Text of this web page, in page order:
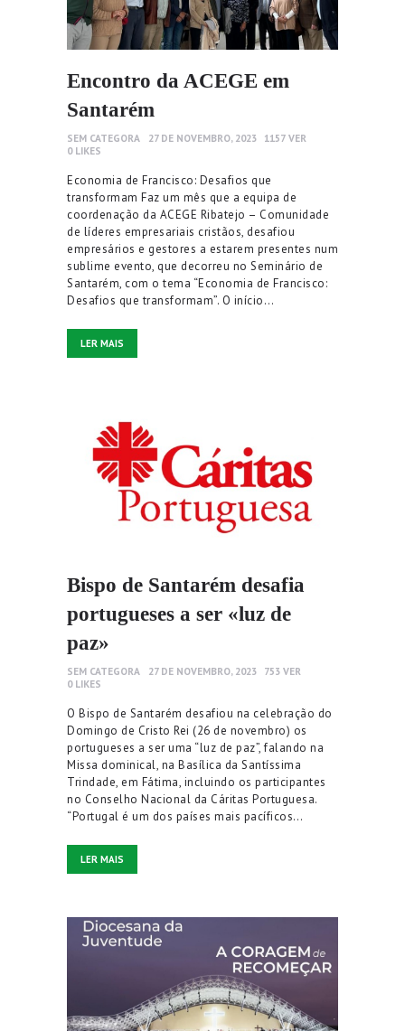
Encontro da ACEGE em
Santarém
SEM CATEGORA 27 DE NOVEMBRO, 2023 1157 VER
0 LIKES
Economia de Francisco: Desafios que
transformam Faz um mês que a equipa de
coordenação da ACEGE Ribatejo – Comunidade
de líderes empresariais cristãos, desafiou
empresários e gestores a estarem presentes num
sublime evento, que decorreu no Seminário de
Santarém, com o tema “Economia de Francisco:
Desafios que transformam”. O início…
LER MAIS
Bispo de Santarém desafia
portugueses a ser «luz de
paz»
SEM CATEGORA 27 DE NOVEMBRO, 2023 753 VER
0 LIKES
O Bispo de Santarém desafiou na celebração do
Domingo de Cristo Rei (26 de novembro) os
portugueses a ser uma “luz de paz”, falando na
Missa dominical, na Basílica da Santíssima
Trindade, em Fátima, incluindo os participantes
no Conselho Nacional da Cáritas Portuguesa.
“Portugal é um dos países mais pacíficos…
LER MAIS